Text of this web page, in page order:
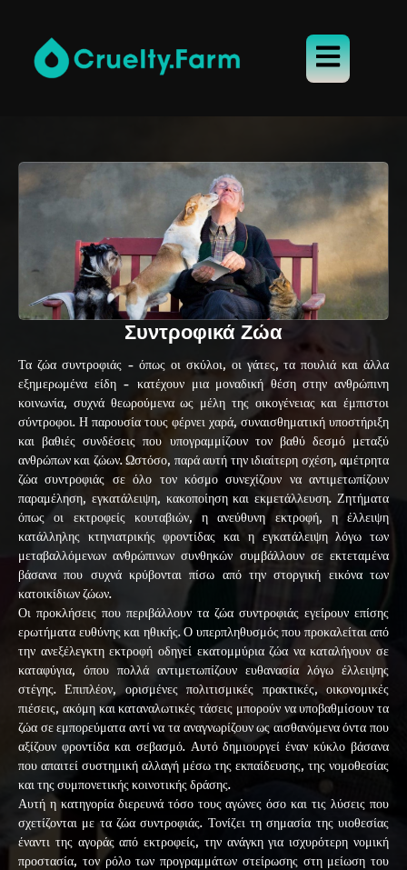
Συντροφικά Ζώα
Τα ζώα συντροφιάς - όπως οι σκύλοι, οι γάτες, τα πουλιά και άλλα
εξημερωμένα είδη - κατέχουν μια μοναδική θέση στην ανθρώπινη
κοινωνία, συχνά θεωρούμενα ως μέλη της οικογένειας και έμπιστοι
σύντροφοι. Η παρουσία τους φέρνει χαρά, συναισθηματική υποστήριξη
και βαθιές συνδέσεις που υπογραμμίζουν τον βαθύ δεσμό μεταξύ
ανθρώπων και ζώων. Ωστόσο, παρά αυτή την ιδιαίτερη σχέση, αμέτρητα
ζώα συντροφιάς σε όλο τον κόσμο συνεχίζουν να αντιμετωπίζουν
παραμέληση, εγκατάλειψη, κακοποίηση και εκμετάλλευση. Ζητήματα
όπως οι εκτροφείς κουταβιών, η ανεύθυνη εκτροφή, η έλλειψη
κατάλληλης κτηνιατρικής φροντίδας και η εγκατάλειψη λόγω των
μεταβαλλόμενων ανθρώπινων συνθηκών συμβάλλουν σε εκτεταμένα
βάσανα που συχνά κρύβονται πίσω από την στοργική εικόνα των
κατοικίδιων ζώων.
Οι προκλήσεις που περιβάλλουν τα ζώα συντροφιάς εγείρουν επίσης
ερωτήματα ευθύνης και ηθικής. Ο υπερπληθυσμός που προκαλείται από
την ανεξέλεγκτη εκτροφή οδηγεί εκατομμύρια ζώα να καταλήγουν σε
καταφύγια, όπου πολλά αντιμετωπίζουν ευθανασία λόγω έλλειψης
στέγης. Επιπλέον, ορισμένες πολιτισμικές πρακτικές, οικονομικές
πιέσεις, ακόμη και καταναλωτικές τάσεις μπορούν να υποβαθμίσουν τα
ζώα σε εμπορεύματα αντί να τα αναγνωρίζουν ως αισθανόμενα όντα που
αξίζουν φροντίδα και σεβασμό. Αυτό δημιουργεί έναν κύκλο βάσανα
που απαιτεί συστημική αλλαγή μέσω της εκπαίδευσης, της νομοθεσίας
και της συμπονετικής κοινοτικής δράσης.
Αυτή η κατηγορία διερευνά τόσο τους αγώνες όσο και τις λύσεις που
σχετίζονται με τα ζώα συντροφιάς. Τονίζει τη σημασία της υιοθεσίας
έναντι της αγοράς από εκτροφείς, την ανάγκη για ισχυρότερη νομική
προστασία, τον ρόλο των προγραμμάτων στείρωσης στη μείωση του